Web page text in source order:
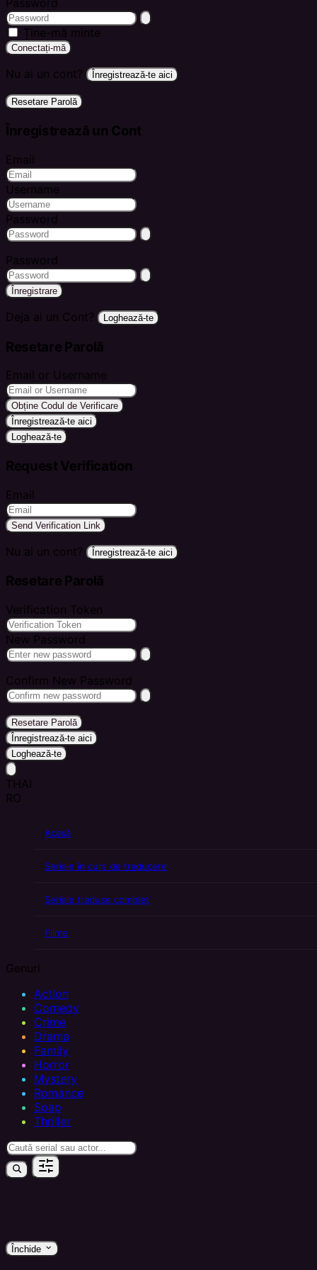
Password
Ține-mă minte
Conectați-mă
Nu ai un cont? Înregistrează-te aici
Resetare Parolă
Înregistrează un Cont
Email
Username
Password
Password
Înregistrare
Deja ai un Cont? Loghează-te
Resetare Parolă
Email or Username
Obține Codul de Verificare
Înregistrează-te aici
Loghează-te
Request Verification
Email
Send Verification Link
Nu ai un cont? Înregistrează-te aici
Resetare Parolă
Verification Token
New Password
Confirm New Password
Resetare Parolă
Înregistrează-te aici
Loghează-te
THAI
RO
Acasă
Seriale în curs de traducere
Seriale traduse complet
Filme
Genuri
Action
Comedy
Crime
Drama
Family
Horror
Mystery
Romance
Soap
Thriller
Închide keyboard_arrow_down